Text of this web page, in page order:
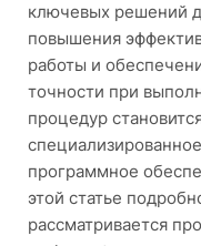
ключевых решений
повышения
работы и
точности при
процедур
специализированное
программное
этой статье
рассматривается